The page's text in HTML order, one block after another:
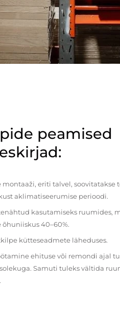
peamised
eriti talvel, soovitatakse
aklimatiseerumise perioodi.
kasutamiseks ruumides,
õhuniiskus 40–60%.
kütteseadmete läheduses.
ehituse või remondi ajal
Samuti tuleks vältida